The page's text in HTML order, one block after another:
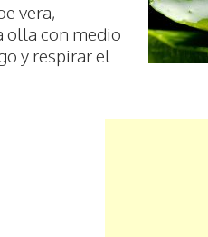
vera,
olla con medio
y respirar el